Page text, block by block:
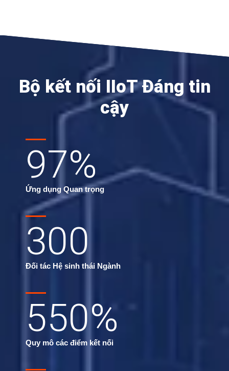
Bộ kết nối IIoT Đáng tin
cậy
97%
Ứng dụng Quan trọng
300
Đối tác Hệ sinh thái Ngành
550%
Quy mô các điểm kết nối